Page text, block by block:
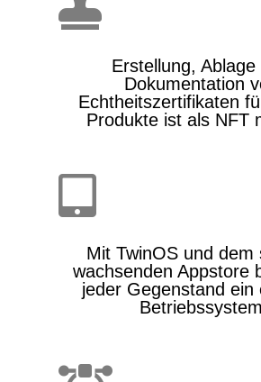
Erstellung, Ablage
Dokumentation
Echtheitszertifikaten
Produkte ist als NFT

Mit TwinOS und dem
wachsenden Appstore
jeder Gegenstand ein
Betriebssystem